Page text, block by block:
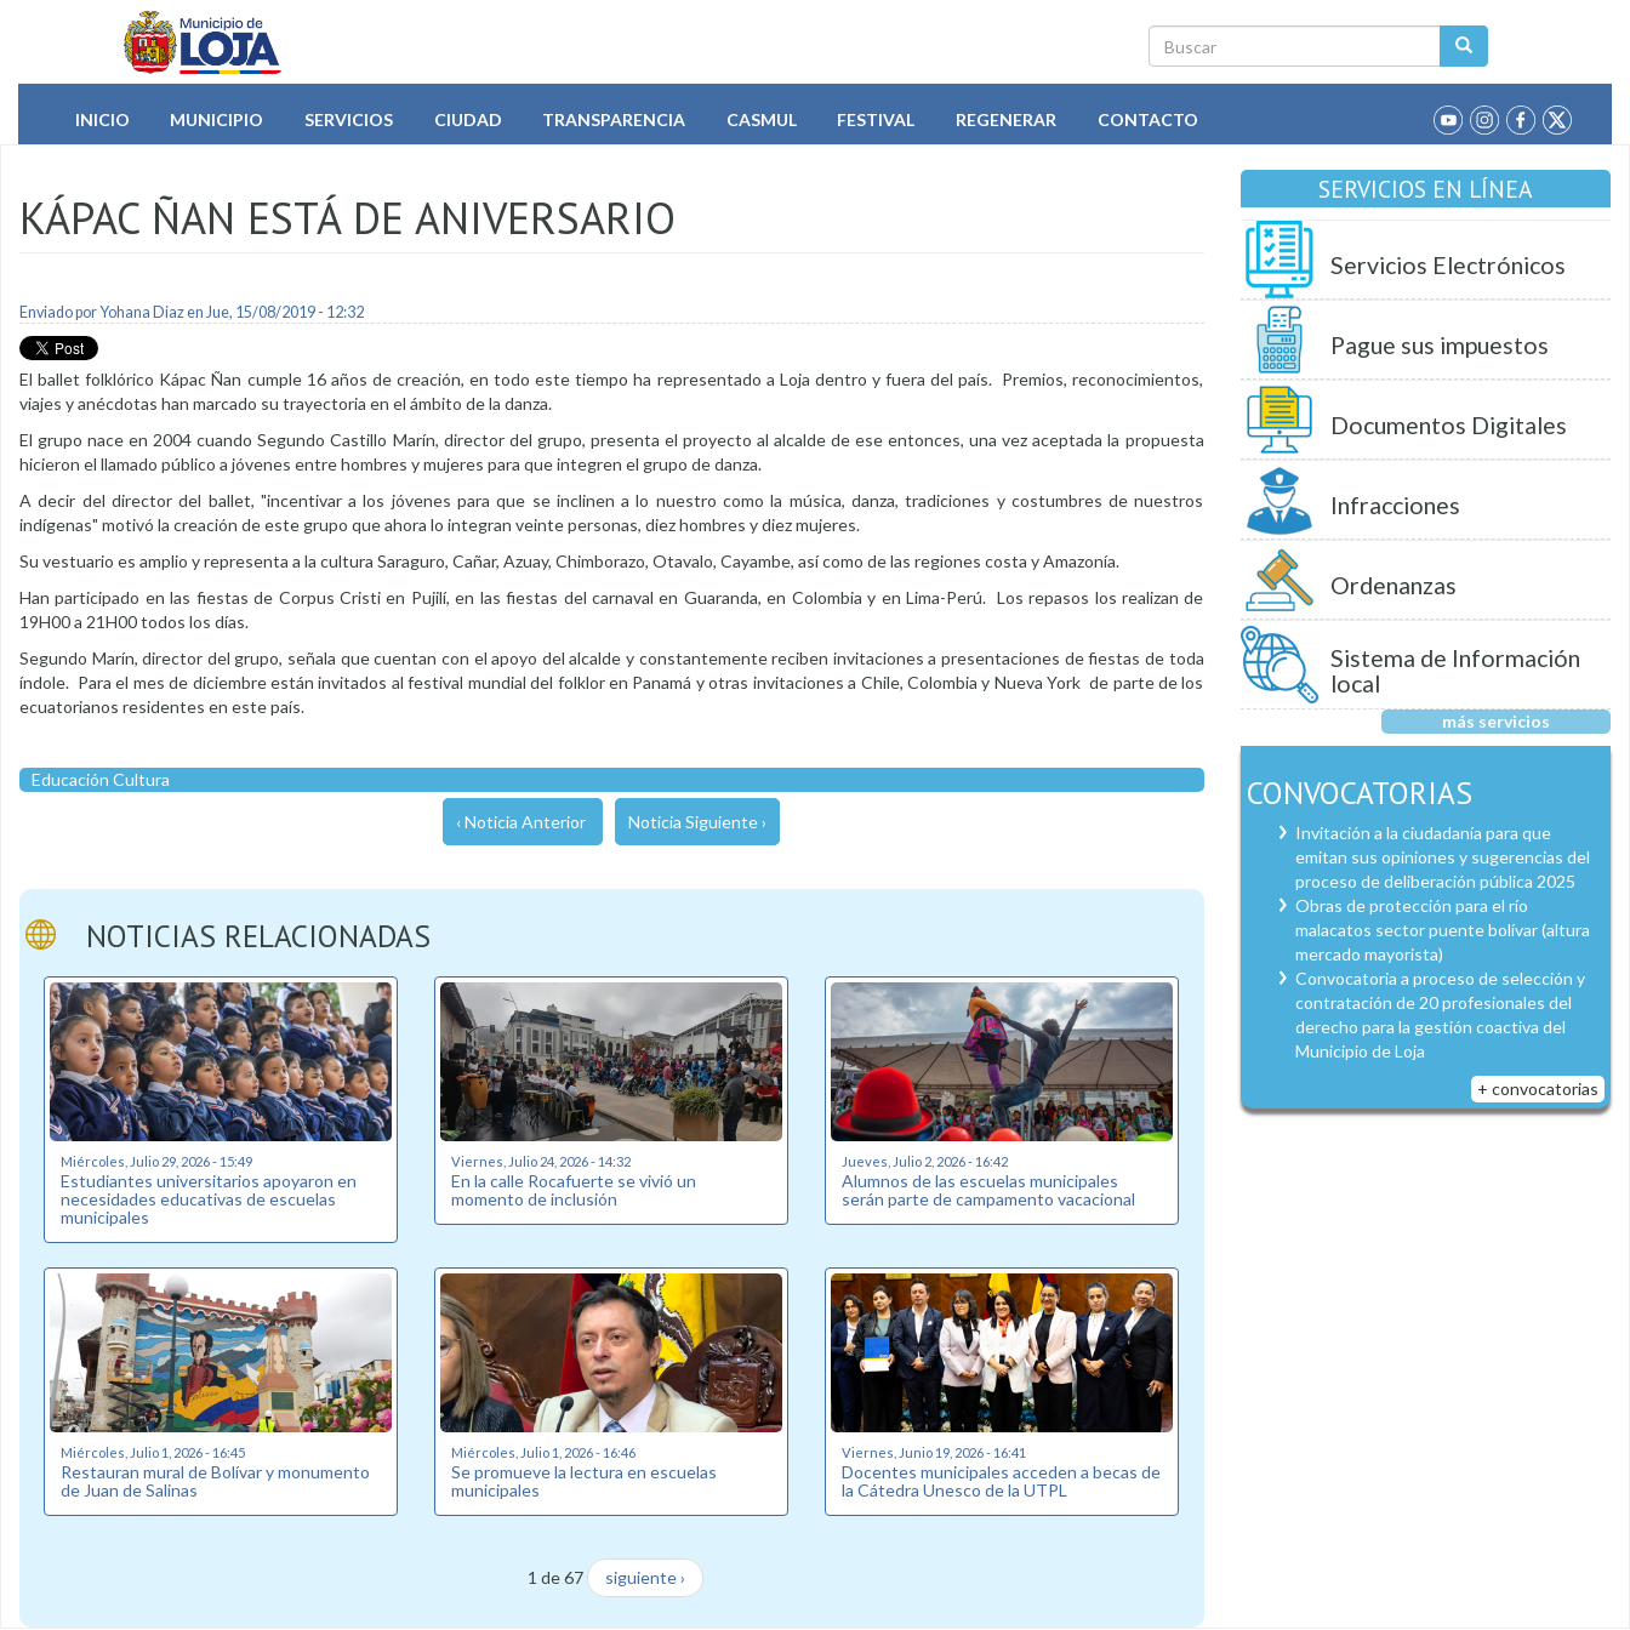
Pasar al contenido principal
Buscar
INICIO
MUNICIPIO SERVICIOS CIUDAD TRANSPARENCIA CASMUL FESTIVAL REGENERAR CONTACTO
KÁPAC ÑAN ESTÁ DE ANIVERSARIO
Enviado porYohana Diazen Jue, 15/08/2019 - 12:32
El ballet folklórico Kápac Ñan cumple 16 años de creación, en todo este tiempo ha representado a Loja dentro y fuera del país. Premios, reconocimientos,
viajes y anécdotas han marcado su trayectoria en el ámbito de la danza.
El grupo nace en 2004 cuando Segundo Castillo Marín, director del grupo, presenta el proyecto al alcalde de ese entonces, una vez aceptada la propuesta
hicieron el llamado público a jóvenes entre hombres y mujeres para que integren el grupo de danza.
A decir del director del ballet, "incentivar a los jóvenes para que se inclinen a lo nuestro como la música, danza, tradiciones y costumbres de nuestros
indígenas" motivó la creación de este grupo que ahora lo integran veinte personas, diez hombres y diez mujeres.
Su vestuario es amplio y representa a la cultura Saraguro, Cañar, Azuay, Chimborazo, Otavalo, Cayambe, así como de las regiones costa y Amazonía.
Han participado en las fiestas de Corpus Cristi en Pujilí, en las fiestas del carnaval en Guaranda, en Colombia y en Lima-Perú. Los repasos los realizan de
19H00 a 21H00 todos los días.
Segundo Marín, director del grupo, señala que cuentan con el apoyo del alcalde y constantemente reciben invitaciones a presentaciones de fiestas de toda
índole. Para el mes de diciembre están invitados al festival mundial del folklor en Panamá y otras invitaciones a Chile, Colombia y Nueva York de parte de los
ecuatorianos residentes en este país.
Educación Cultura
‹ Noticia Anterior Noticia Siguiente ›
NOTICIAS RELACIONADAS
Miércoles, Julio 29, 2026 - 15:49
Estudiantes universitarios apoyaron en
necesidades educativas de escuelas
municipales
Viernes, Julio 24, 2026 - 14:32
En la calle Rocafuerte se vivió un
momento de inclusión
Jueves, Julio 2, 2026 - 16:42
Alumnos de las escuelas municipales
serán parte de campamento vacacional
Miércoles, Julio 1, 2026 - 16:45
Restauran mural de Bolívar y monumento
de Juan de Salinas
Miércoles, Julio 1, 2026 - 16:46
Se promueve la lectura en escuelas
municipales
Viernes, Junio 19, 2026 - 16:41
Docentes municipales acceden a becas de
la Cátedra Unesco de la UTPL
1 de 67 siguiente ›
SERVICIOS EN LÍNEA
Servicios Electrónicos
Pague sus impuestos
Documentos Digitales
Infracciones
Ordenanzas
Sistema de Información
local
más servicios
CONVOCATORIAS
Invitación a la ciudadanía para que
emitan sus opiniones y sugerencias del
proceso de deliberación pública 2025
Obras de protección para el río
malacatos sector puente bolívar (altura
mercado mayorista)
Convocatoria a proceso de selección y
contratación de 20 profesionales del
derecho para la gestión coactiva del
Municipio de Loja
+ convocatorias